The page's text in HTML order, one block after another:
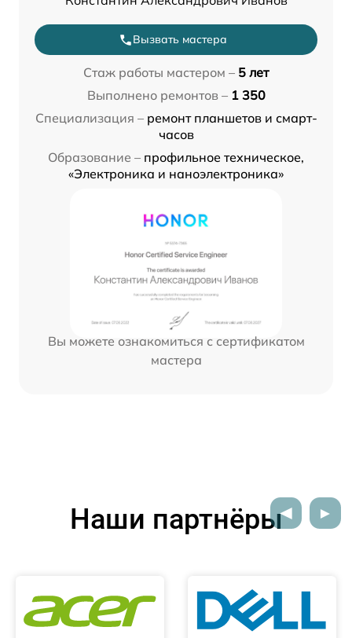
Вызвать мастера
Стаж работы мастером – 5 лет
Выполнено ремонтов – 1 350
Специализация – ремонт планшетов и смарт-
часов
Образование – профильное техническое,
«Электроника и наноэлектроника»
Вы можете ознакомиться с сертификатом
мастера
Наши партнёры